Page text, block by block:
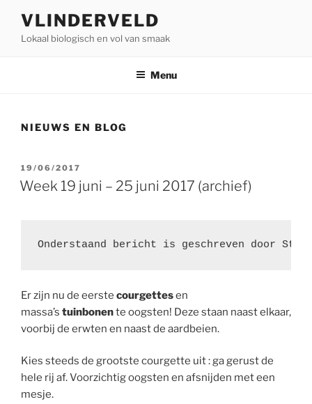
VLINDERVELD
Lokaal biologisch en vol van smaak
Menu
NIEUWS EN BLOG
GEPLAATST
OP
19/06/2017
Week 19 juni – 25 juni 2017 (archief)
Onderstaand bericht is geschreven door
Er zijn nu de eerste courgettesen
massa’s tuinbonente oogsten! Deze staan naast elkaar,
voorbij de erwten en naast de aardbeien.
Kies steeds de grootste courgette uit : ga gerust de
hele rij af. Voorzichtig oogsten en afsnijden met een
mesje.